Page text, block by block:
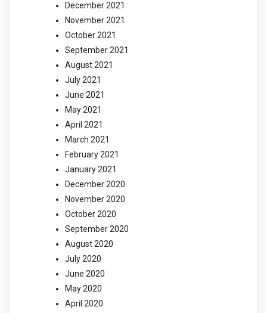
December 2021
November 2021
October 2021
September 2021
August 2021
July 2021
June 2021
May 2021
April 2021
March 2021
February 2021
January 2021
December 2020
November 2020
October 2020
September 2020
August 2020
July 2020
June 2020
May 2020
April 2020